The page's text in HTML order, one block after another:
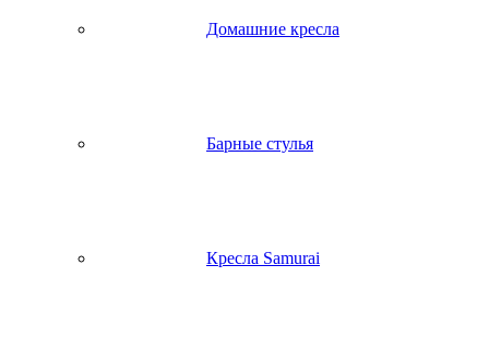
Домашние кресла
Барные стулья
Кресла Samurai